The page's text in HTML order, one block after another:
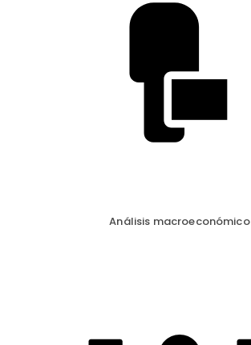
Análisis macroeconómico